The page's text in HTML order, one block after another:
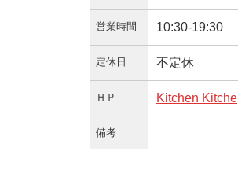
営業時間 10:30-19:30
定休日 不定休
ＨＰ Kitchen Kitche
備考